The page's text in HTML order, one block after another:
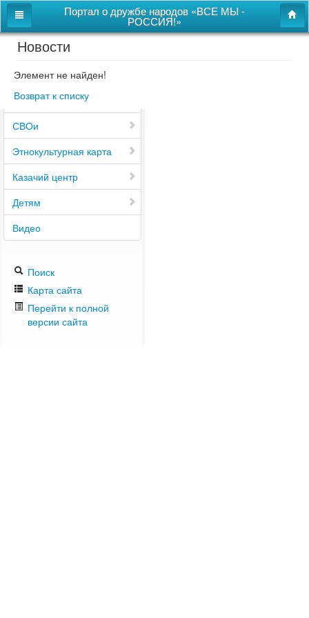
Портал о дружбе народов «ВСЕ МЫ -
РОССИЯ!»
Главная
Дом дружбы народов
Новости
СВОи
Этнокультурная карта
Казачий центр
Детям
Видео
Поиск
Карта сайта
Перейти к полной
версии сайта
Новости
Элемент не найден!
Возврат к списку